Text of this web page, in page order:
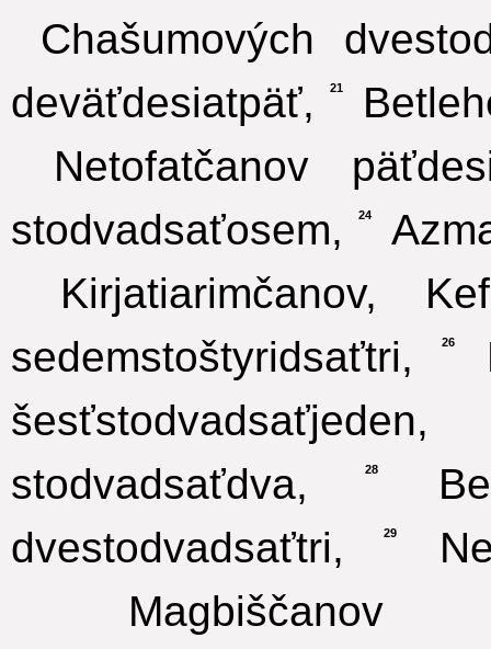
Chašumových
deväťdesiatpäť,
21
Netofatčanov
stodvadsaťosem,
24
Kirjatiarimčanov,
sedemstoštyridsaťtri,
26
šesťstodvadsaťjeden,
stodvadsaťdva,
28
dvestodvadsaťtri,
29
Magbiščanov